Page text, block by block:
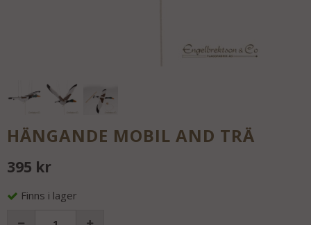
HÄNGANDE MOBIL AND TRÄ
395 kr
Finns i lager